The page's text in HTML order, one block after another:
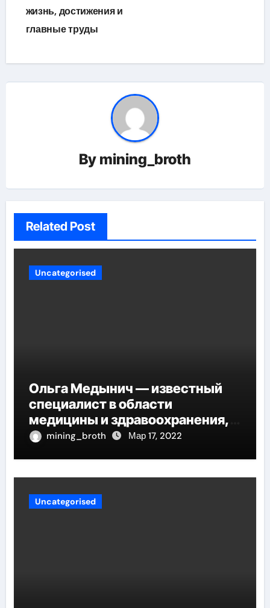
жизнь, достижения и
главные труды
By mining_broth
Related Post
Uncategorised
Ольга Медынич — известный
специалист в области
медицины и здравоохранения,
автор многочисленных научных
mining_broth Мар 17, 2022
Uncategorised